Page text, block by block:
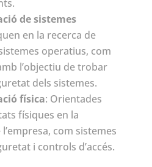
de sistemes
en la recerca de
operatius, com
l’objectiu de trobar
dels sistemes.
física: Orientades
físiques en la
com sistemes
i controls d’accés.